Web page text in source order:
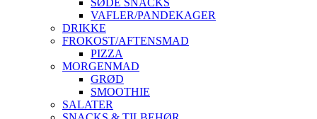
VAFLER/PANDEKAGER
DRIKKE
FROKOST/AFTENSMAD
PIZZA
MORGENMAD
GRØD
SMOOTHIE
SALATER